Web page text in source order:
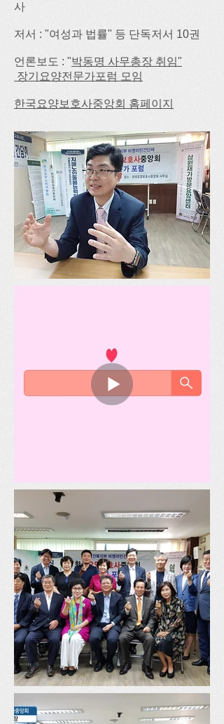
사
​저서 : "여성과 법률" 등 단독저서 10권
언론보도 : "​박동명 사무총장 취임"
장기요양전문가포럼 모임
​한국요양보호사중앙회 홈페이지